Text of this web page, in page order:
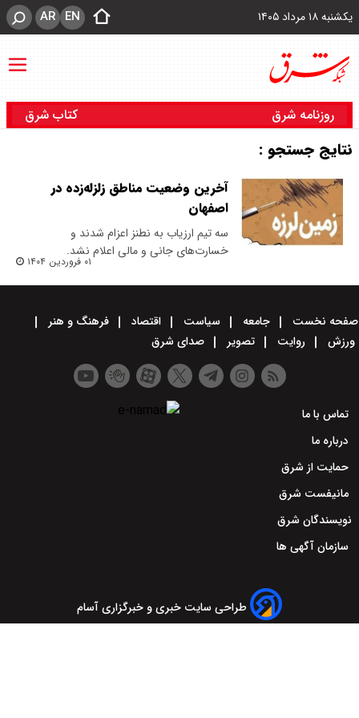
یکشنبه ۱۸ مرداد ۱۴۰۵ EN
AR
روزنامه شرق کتاب شرق
نتایج جستجو :
آخرین وضعیت مناطق زلزله‌زده در
اصفهان
سه تیم ارزیاب به نطنز اعزام شدند و
خسارت‌های جانی و مالی اعلام نشد.
۰۱ فروردین ۱۴۰۴
صفحه نخست جامعه سیاست اقتصاد
فرهنگ و هنر
ورزش
روایت تصویر صدای شرق
تماس با ما
درباره ما
حمایت از شرق
مانیفست شرق
نویسندگان شرق
سازمان آگهی ها
طراحی سایت خبری و خبرگزاری آسام